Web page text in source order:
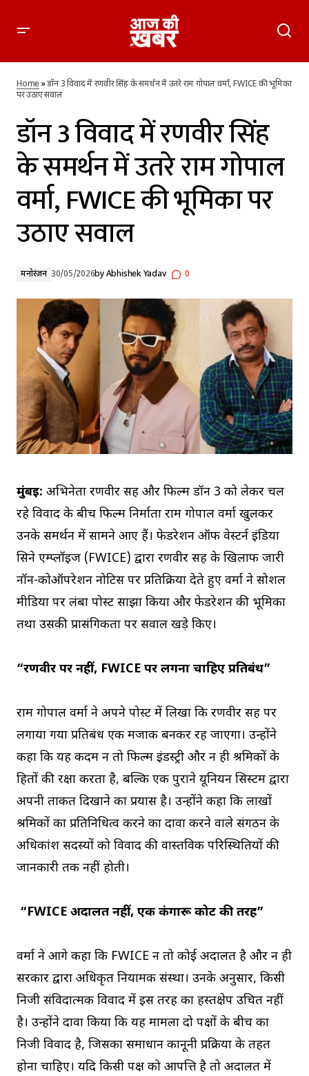
भूमिका पर उठाए सवाल
Home»डॉन 3 विवाद में रणवीर सिंह के समर्थन में उतरे राम गोपाल वर्मा, FWICE की भूमिका
पर उठाए सवाल
डॉन 3 विवाद में रणवीर सिंह
के समर्थन में उतरे राम गोपाल
वर्मा, FWICE की भूमिका पर
उठाए सवाल
मनोरंजन 30/05/2026byAbhishek Yadav 0
मुंबई: अभिनेता रणवीर सिंह और फिल्म डॉन 3 को लेकर चल
रहे विवाद के बीच फिल्म निर्माता राम गोपाल वर्मा खुलकर
उनके समर्थन में सामने आए हैं। फेडरेशन ऑफ वेस्टर्न इंडिया
सिने एम्प्लॉइज (FWICE) द्वारा रणवीर सिंह के खिलाफ जारी
नॉन-कोऑपरेशन नोटिस पर प्रतिक्रिया देते हुए वर्मा ने सोशल
मीडिया पर लंबा पोस्ट साझा किया और फेडरेशन की भूमिका
तथा उसकी प्रासंगिकता पर सवाल खड़े किए।
“रणवीर पर नहीं, FWICE पर लगना चाहिए प्रतिबंध”
राम गोपाल वर्मा ने अपने पोस्ट में लिखा कि रणवीर सिंह पर
लगाया गया प्रतिबंध एक मजाक बनकर रह जाएगा। उन्होंने
कहा कि यह कदम न तो फिल्म इंडस्ट्री और न ही श्रमिकों के
हितों की रक्षा करता है, बल्कि एक पुराने यूनियन सिस्टम द्वारा
अपनी ताकत दिखाने का प्रयास है। उन्होंने कहा कि लाखों
श्रमिकों का प्रतिनिधित्व करने का दावा करने वाले संगठन के
अधिकांश सदस्यों को विवाद की वास्तविक परिस्थितियों की
जानकारी तक नहीं होती।
“FWICE अदालत नहीं, एक कंगारू कोर्ट की तरह”
वर्मा ने आगे कहा कि FWICE न तो कोई अदालत है और न ही
सरकार द्वारा अधिकृत नियामक संस्था। उनके अनुसार, किसी
निजी संविदात्मक विवाद में इस तरह का हस्तक्षेप उचित नहीं
है। उन्होंने दावा किया कि यह मामला दो पक्षों के बीच का
निजी विवाद है, जिसका समाधान कानूनी प्रक्रिया के तहत
होना चाहिए। यदि किसी पक्ष को आपत्ति है तो अदालत में